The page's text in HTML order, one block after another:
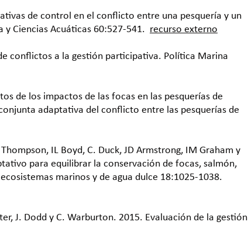
de control en el conflicto entre una pesquería y un
y Ciencias Acuáticas 60:527-541. recurso externo
conflictos a la gestión participativa. Política Marina
de los impactos de las focas en las pesquerías de
adaptativa del conflicto entre las pesquerías de
IL Boyd, C. Duck, JD Armstrong, IM Graham y
para equilibrar la conservación de focas, salmón,
marinos y de agua dulce 18:1025-1038.
J. Dodd y C. Warburton. 2015. Evaluación de la gestión